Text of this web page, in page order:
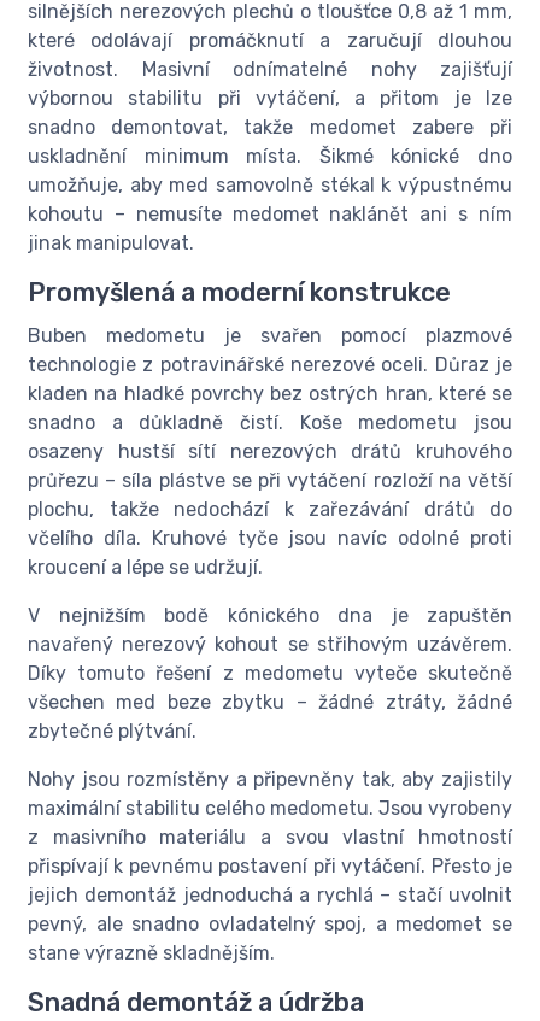
silnějších nerezových plechů o tloušťce 0,8 až 1 mm,
které odolávají promáčknutí a zaručují dlouhou
životnost. Masivní odnímatelné nohy zajišťují
výbornou stabilitu při vytáčení, a přitom je lze
snadno demontovat, takže medomet zabere při
uskladnění minimum místa. Šikmé kónické dno
umožňuje, aby med samovolně stékal k výpustnému
kohoutu – nemusíte medomet naklánět ani s ním
jinak manipulovat.
Promyšlená a moderní konstrukce
Buben medometu je svařen pomocí plazmové
technologie z potravinářské nerezové oceli. Důraz je
kladen na hladké povrchy bez ostrých hran, které se
snadno a důkladně čistí. Koše medometu jsou
osazeny hustší sítí nerezových drátů kruhového
průřezu – síla plástve se při vytáčení rozloží na větší
plochu, takže nedochází k zařezávání drátů do
včelího díla. Kruhové tyče jsou navíc odolné proti
kroucení a lépe se udržují.
V nejnižším bodě kónického dna je zapuštěn
navařený nerezový kohout se střihovým uzávěrem.
Díky tomuto řešení z medometu vyteče skutečně
všechen med beze zbytku – žádné ztráty, žádné
zbytečné plýtvání.
Nohy jsou rozmístěny a připevněny tak, aby zajistily
maximální stabilitu celého medometu. Jsou vyrobeny
z masivního materiálu a svou vlastní hmotností
přispívají k pevnému postavení při vytáčení. Přesto je
jejich demontáž jednoduchá a rychlá – stačí uvolnit
pevný, ale snadno ovladatelný spoj, a medomet se
stane výrazně skladnějším.
Snadná demontáž a údržba